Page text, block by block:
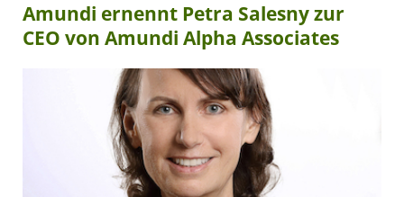
Amundi ernennt Petra Salesny zur
CEO von Amundi Alpha Associates